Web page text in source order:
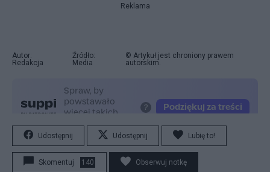
Reklama
Autor:
Redakcja
Źródło:
Media
© Artykuł jest chroniony prawem
autorskim.
Udostępnij Udostępnij Lubię to!
Skomentuj 140 Obserwuj notkę